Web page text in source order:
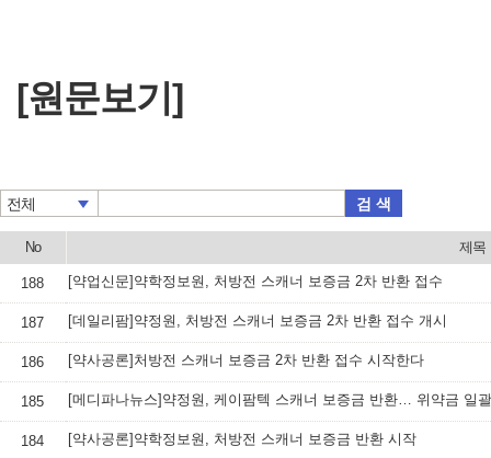
[원문보기]
전체 검 색
No 제목
188 [약업신문]약학정보원, 처방전 스캐너 보증금 2차 반환 접수
187 [데일리팜]약정원, 처방전 스캐너 보증금 2차 반환 접수 개시
186 [약사공론]처방전 스캐너 보증금 2차 반환 접수 시작한다
185 [메디파나뉴스]약정원, 케이팜텍 스캐너 보증금 반환… 위약금 일
184 [약사공론]약학정보원, 처방전 스캐너 보증금 반환 시작